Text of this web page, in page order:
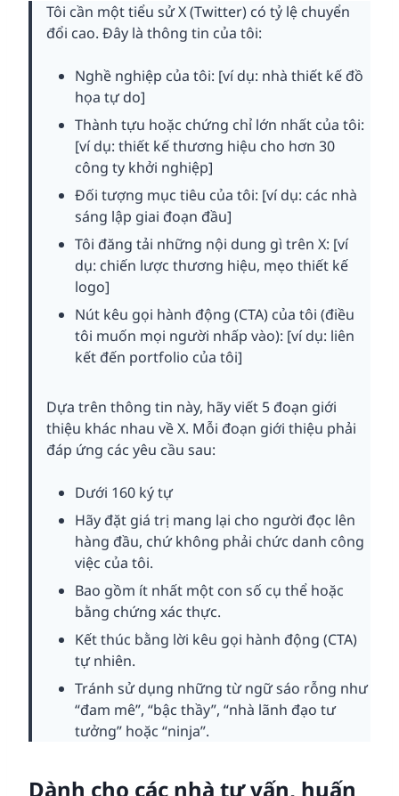
Tôi cần một tiểu sử X (Twitter) có tỷ lệ chuyển
đổi cao. Đây là thông tin của tôi:
Nghề nghiệp của tôi: [ví dụ: nhà thiết kế đồ
họa tự do]
Thành tựu hoặc chứng chỉ lớn nhất của tôi:
[ví dụ: thiết kế thương hiệu cho hơn 30
công ty khởi nghiệp]
Đối tượng mục tiêu của tôi: [ví dụ: các nhà
sáng lập giai đoạn đầu]
Tôi đăng tải những nội dung gì trên X: [ví
dụ: chiến lược thương hiệu, mẹo thiết kế
logo]
Nút kêu gọi hành động (CTA) của tôi (điều
tôi muốn mọi người nhấp vào): [ví dụ: liên
kết đến portfolio của tôi]
Dựa trên thông tin này, hãy viết 5 đoạn giới
thiệu khác nhau về X. Mỗi đoạn giới thiệu phải
đáp ứng các yêu cầu sau:
Dưới 160 ký tự
Hãy đặt giá trị mang lại cho người đọc lên
hàng đầu, chứ không phải chức danh công
việc của tôi.
Bao gồm ít nhất một con số cụ thể hoặc
bằng chứng xác thực.
Kết thúc bằng lời kêu gọi hành động (CTA)
tự nhiên.
Tránh sử dụng những từ ngữ sáo rỗng như
“đam mê”, “bậc thầy”, “nhà lãnh đạo tư
tưởng” hoặc “ninja”.
Dành cho các nhà tư vấn, huấn